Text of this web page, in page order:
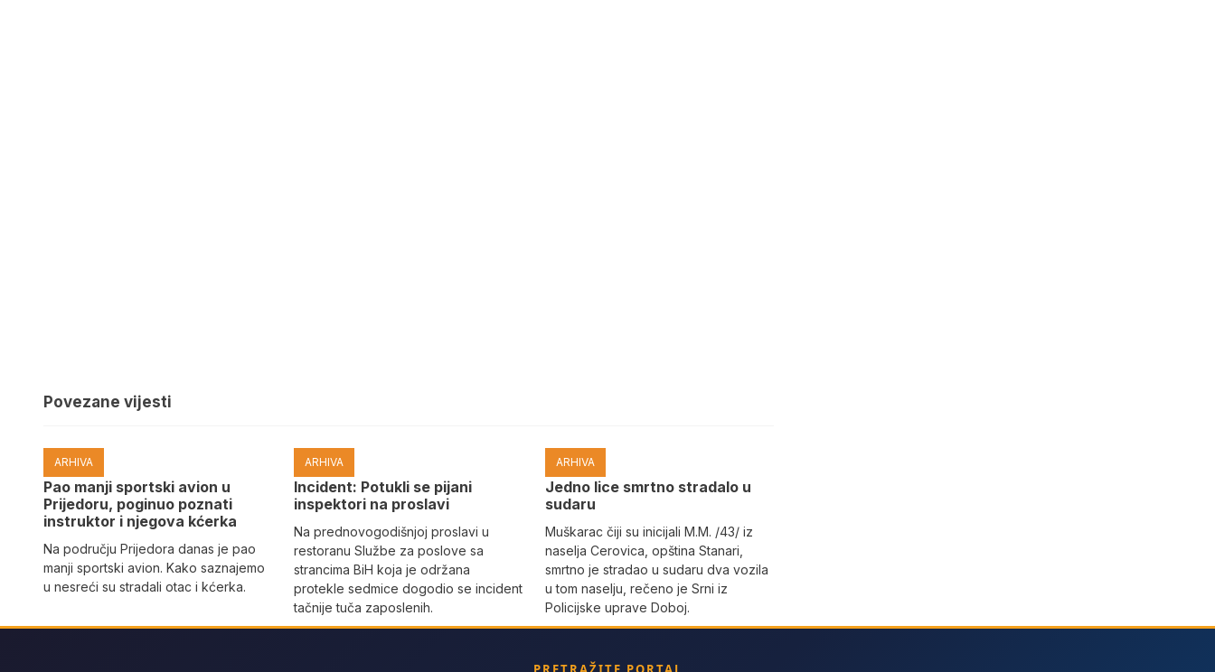
Povezane vijesti
ARHIVA
Pao manji sportski avion u
Prijedoru, poginuo poznati
instruktor i njegova kćerka
Na području Prijedora danas je pao
manji sportski avion. Kako saznajemo
u nesreći su stradali otac i kćerka.
ARHIVA
Incident: Potukli se pijani
inspektori na proslavi
Na prednovogodišnjoj proslavi u
restoranu Službe za poslove sa
strancima BiH koja je održana
protekle sedmice dogodio se incident
tačnije tuča zaposlenih.
ARHIVA
Јedno lice smrtno stradalo u
sudaru
Muškarac čiji su inicijali M.M. /43/ iz
naselja Cerovica, opština Stanari,
smrtno je stradao u sudaru dva vozila
u tom naselju, rečeno je Srni iz
Policijske uprave Doboj.